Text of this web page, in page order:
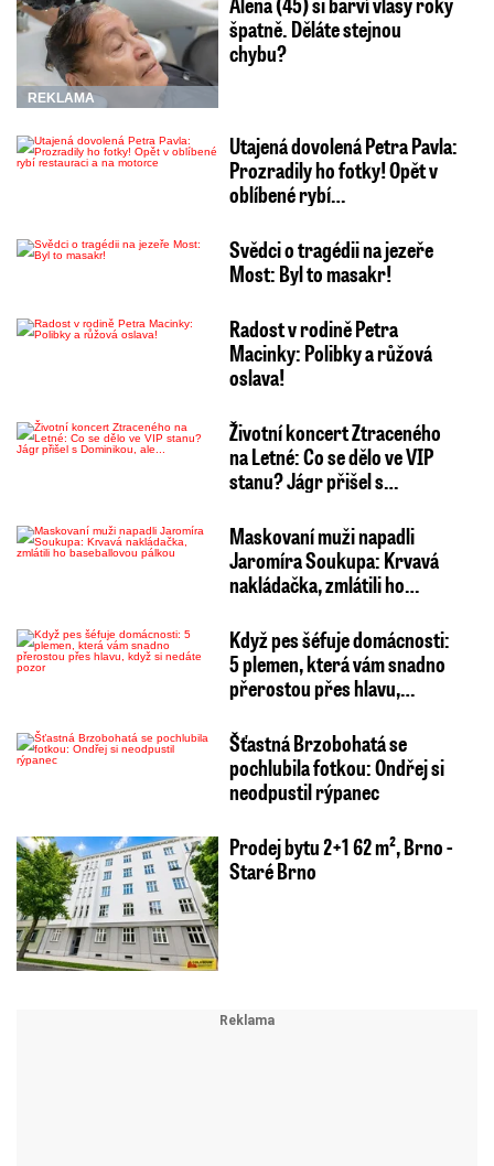
REKLAMA
špatně. Děláte stejnou
chybu?
Utajená dovolená Petra Pavla:
Prozradily ho fotky! Opět v
oblíbené rybí…
Svědci o tragédii na jezeře
Most: Byl to masakr!
Radost v rodině Petra
Macinky: Polibky a růžová
oslava!
Životní koncert Ztraceného
na Letné: Co se dělo ve VIP
stanu? Jágr přišel s…
Maskovaní muži napadli
Jaromíra Soukupa: Krvavá
nakládačka, zmlátili ho…
Když pes šéfuje domácnosti:
5 plemen, která vám snadno
přerostou přes hlavu,…
Šťastná Brzobohatá se
pochlubila fotkou: Ondřej si
neodpustil rýpanec
Prodej bytu 2+1 62 m², Brno -
Staré Brno